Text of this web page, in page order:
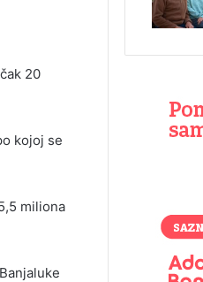
20
kojoj se
miliona